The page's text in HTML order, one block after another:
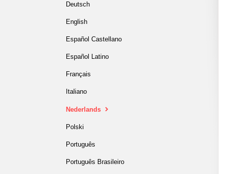
Deutsch
English
Español Castellano
Español Latino
Français
Italiano
Nederlands
Polski
Português
Português Brasileiro